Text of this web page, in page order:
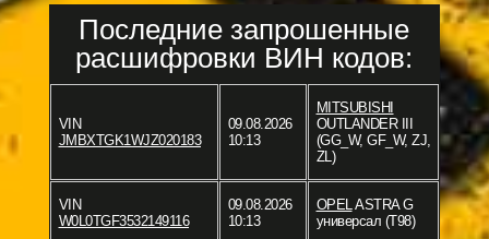
Последние запрошенные
расшифровки ВИН кодов:
VIN
JMBXTGK1WJZ020183
09.08.2026
10:13
MITSUBISHI
OUTLANDER III
(GG_W, GF_W, ZJ,
ZL)
VIN
W0L0TGF3532149116
09.08.2026
10:13
OPELASTRA G
универсал (T98)